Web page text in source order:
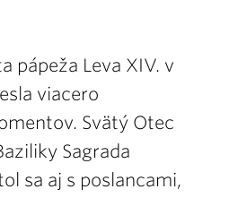
pápeža Leva XIV. v
viacero
Svätý Otec
Sagrada
sa aj s poslancami,